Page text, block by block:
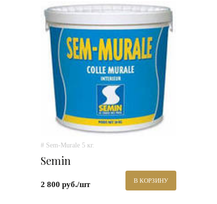
# Sem-Murale 5 кг.
Semin
2 800 руб./шт В КОРЗИНУ